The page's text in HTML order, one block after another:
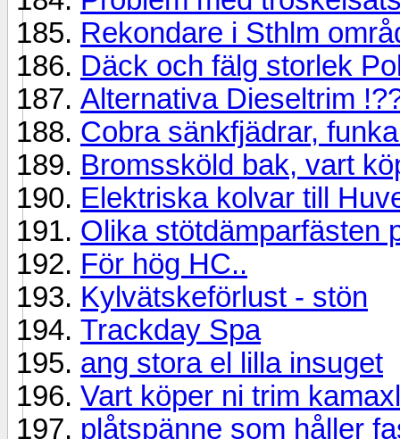
Rekondare i Sthlm
Däck och fälg storlek
Alternativa Dieseltrim
Cobra sänkfjädrar,
Bromssköld bak, vart
Elektriska kolvar till
Olika stötdämparfästen
För hög HC..
Kylvätskeförlust - stön
Trackday Spa
ang stora el lilla insuget
Vart köper ni trim
plåtspänne som håller